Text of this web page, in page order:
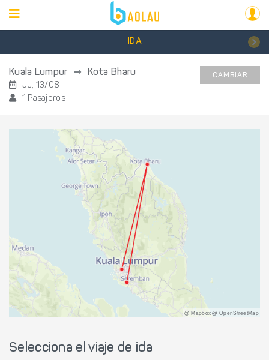
IDA
Kuala Lumpur Kota Bharu
Ju, 13/08
1 Pasajeros
CAMBIAR
@ Mapbox @ OpenStreetMap
Selecciona el viaje de ida